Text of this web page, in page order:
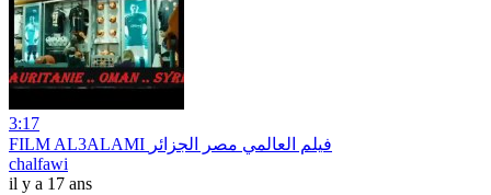
3:17
FILM AL3ALAMI فيلم العالمي مصر الجزائر
chalfawi
il y a 17 ans